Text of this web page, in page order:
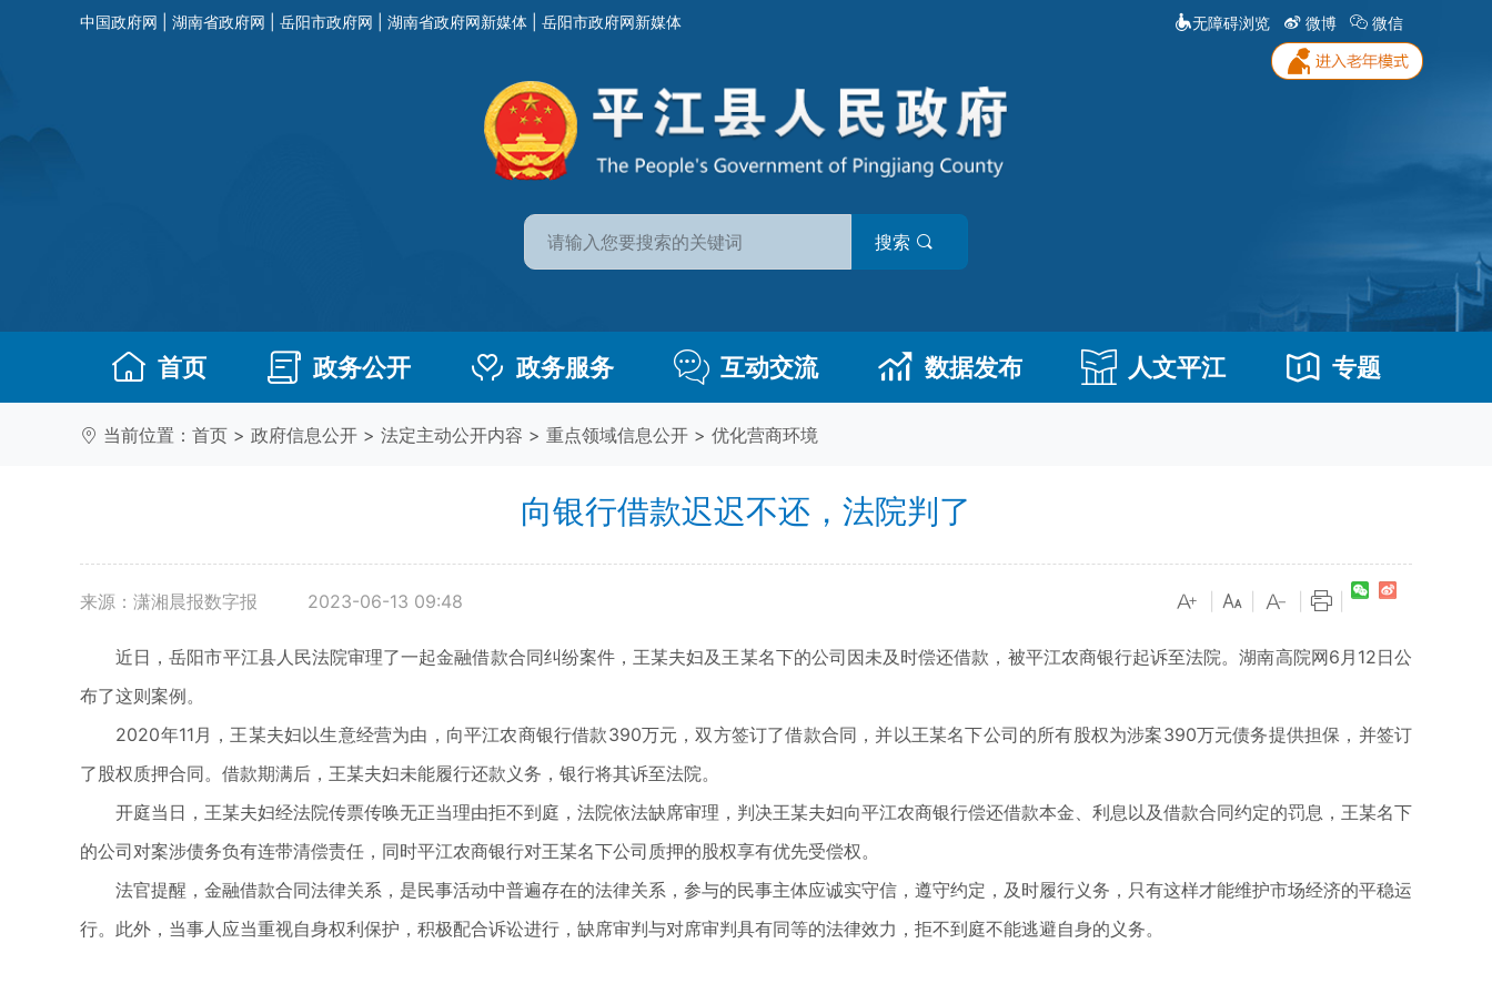
中国政府网 湖南省政府网 岳阳市政府网 湖南省政府网新媒体 岳阳市政府网新媒体 无障碍浏览 微博 微信
搜索
首页 政务公开 政务服务 互动交流 数据发布 人文平江 专题
当前位置： 首页 > 政府信息公开 > 法定主动公开内容 > 重点领域信息公开 > 优化营商环境
向银行借款迟迟不还，法院判了
来源：潇湘晨报数字报 2023-06-13 09:48
近日，岳阳市平江县人民法院审理了一起金融借款合同纠纷案件，王某夫妇及王某名下的公司因未及时偿还借款，被平江农商银行起诉至法院。湖南高院网6月12日公
布了这则案例。
2020年11月，王某夫妇以生意经营为由，向平江农商银行借款390万元，双方签订了借款合同，并以王某名下公司的所有股权为涉案390万元债务提供担保，并签订
了股权质押合同。借款期满后，王某夫妇未能履行还款义务，银行将其诉至法院。
开庭当日，王某夫妇经法院传票传唤无正当理由拒不到庭，法院依法缺席审理，判决王某夫妇向平江农商银行偿还借款本金、利息以及借款合同约定的罚息，王某名下
的公司对案涉债务负有连带清偿责任，同时平江农商银行对王某名下公司质押的股权享有优先受偿权。
法官提醒，金融借款合同法律关系，是民事活动中普遍存在的法律关系，参与的民事主体应诚实守信，遵守约定，及时履行义务，只有这样才能维护市场经济的平稳运
行。此外，当事人应当重视自身权利保护，积极配合诉讼进行，缺席审判与对席审判具有同等的法律效力，拒不到庭不能逃避自身的义务。